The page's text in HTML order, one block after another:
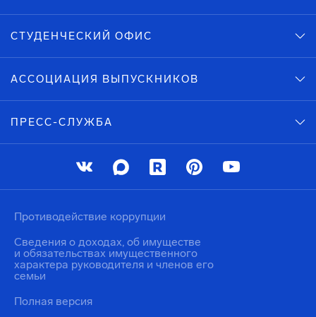
СТУДЕНЧЕСКИЙ ОФИС
АССОЦИАЦИЯ ВЫПУСКНИКОВ
ПРЕСС-СЛУЖБА
Противодействие коррупции
Сведения о доходах, об имуществе
и обязательствах имущественного
характера руководителя и членов его
семьи
Полная версия